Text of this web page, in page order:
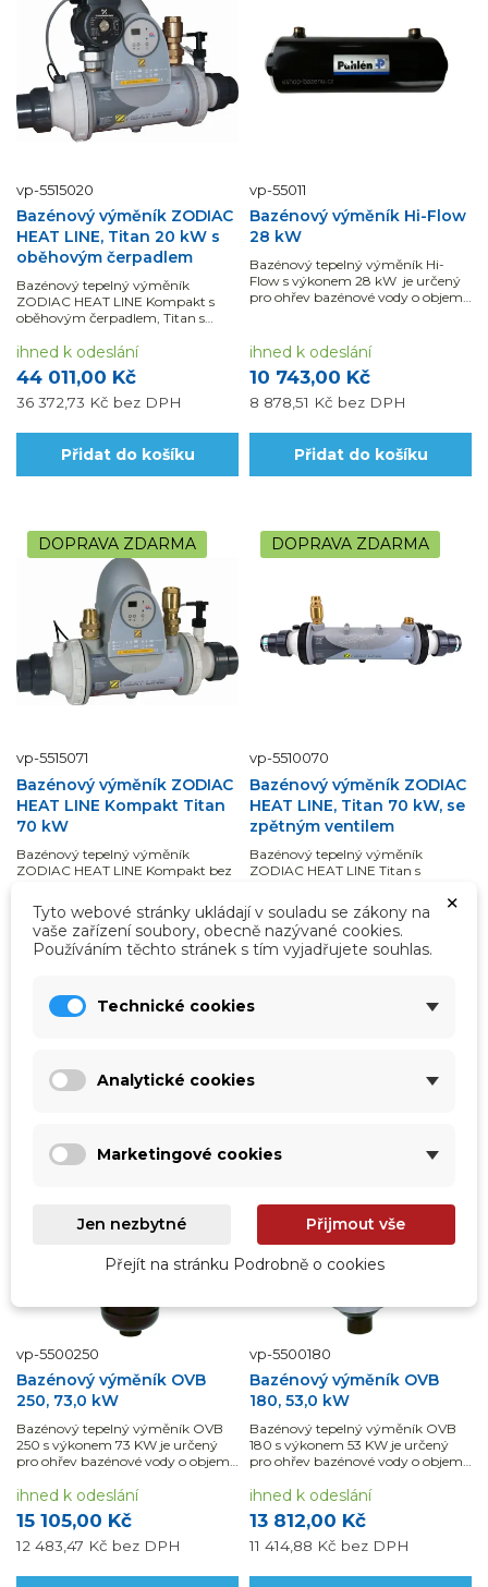
vp-5515020
Bazénový výměník ZODIAC
HEAT LINE, Titan 20 kW s
oběhovým čerpadlem
Bazénový tepelný výměník
ZODIAC HEAT LINE Kompakt s
oběhovým čerpadlem, Titan s
panelem je určený pro...
44 011,00 Kč
36 372,73 Kč bez DPH
ihned k odeslání
Přidat do košíku
vp-55011
Bazénový výměník Hi-Flow
28 kW
Bazénový tepelný výměník Hi-
Flow s výkonem 28 kW je určený
pro ohřev bazénové vody o objemu
10 743,00 Kč
8 878,51 Kč bez DPH
ihned k odeslání
Přidat do košíku
DOPRAVA ZDARMA
vp-5515071
Bazénový výměník ZODIAC
HEAT LINE Kompakt Titan
70 kW
Bazénový tepelný výměník
ZODIAC HEAT LINE Kompakt bez
výkonem 70 kW s ovládacím
panelem je určený...
38 270,25 Kč bez DPH
ihned k odeslání
DOPRAVA ZDARMA
vp-5510070
Bazénový výměník ZODIAC
HEAT LINE, Titan 70 kW, se
zpětným ventilem
Bazénový tepelný výměník
ZODIAC HEAT LINE Titan s
ventilem je určený pro ohřev
bazénové vody o objemu...
28 328,00 Kč
ihned k odeslání
DOPRAVA ZDARMA
vp-5500250
Bazénový výměník OVB
250, 73,0 kW
Bazénový tepelný výměník OVB
250 s výkonem 73 KW je určený
pro ohřev bazénové vody o objemu
15 105,00 Kč
12 483,47 Kč bez DPH
ihned k odeslání
vp-5500180
Bazénový výměník OVB
180, 53,0 kW
Bazénový tepelný výměník OVB
180 s výkonem 53 KW je určený
pro ohřev bazénové vody o objemu
13 812,00 Kč
11 414,88 Kč bez DPH
ihned k odeslání
×
Tyto webové stránky ukládají v souladu se zákony na
vaše zařízení soubory, obecně nazývané cookies.
Používáním těchto stránek s tím vyjadřujete souhlas.
Technické cookies
Analytické cookies
Marketingové cookies
Jen nezbytné Přijmout vše
Přejít na stránku Podrobně o cookies